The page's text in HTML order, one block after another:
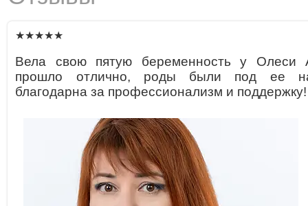
★★★★★
Вела свою пятую беременность у Олеси
прошло отлично, роды были под ее
благодарна за профессионализм и поддержку!